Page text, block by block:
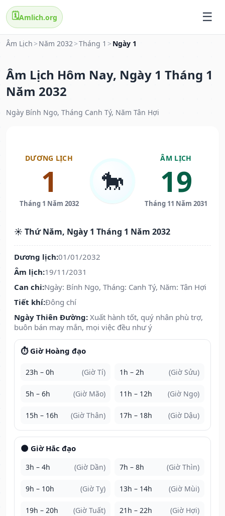
🗓️Amlich.org
Âm Lịch > Năm 2032>Tháng 1 > Ngày 1
Âm Lịch Hôm Nay, Ngày 1 Tháng 1
Năm 2032
Ngày Bính Ngọ, Tháng Canh Tý, Năm Tân Hợi
DƯƠNG LỊCH
1
Tháng 1 Năm 2032
🐎
ÂM LỊCH
19
Tháng 11 Năm 2031
☀️ Thứ Năm, Ngày 1 Tháng 1 Năm 2032
Dương lịch:01/01/2032
Âm lịch:19/11/2031
Can chi:Ngày: Bính Ngọ, Tháng: Canh Tý, Năm: Tân Hợi
Tiết khí:Đông chí
Ngày Thiên Đường: Xuất hành tốt, quý nhân phù trợ,
buôn bán may mắn, mọi việc đều như ý
⏱️ Giờ Hoàng đạo
23h – 0h (Giờ Tí) 1h – 2h (Giờ Sửu)
5h – 6h (Giờ Mão) 11h – 12h (Giờ Ngọ)
15h – 16h (Giờ Thân) 17h – 18h (Giờ Dậu)
🌑 Giờ Hắc đạo
3h – 4h (Giờ Dần) 7h – 8h (Giờ Thìn)
9h – 10h (Giờ Tỵ) 13h – 14h (Giờ Mùi)
19h – 20h (Giờ Tuất) 21h – 22h (Giờ Hợi)